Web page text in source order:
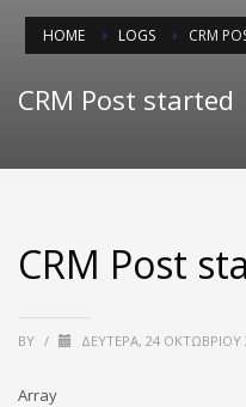
HOME LOGS CRM
CRM Post started
CRM Post
BY / ΔΕΥΤΈΡΑ, 24 ΟΚΤΩΒΡΊΟΥ
Array